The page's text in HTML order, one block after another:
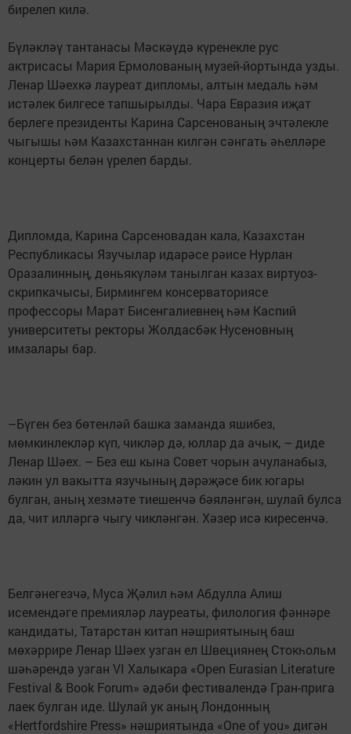
бирелеп килә.
Бүләкләү тантанасы Мәскәүдә күренекле рус
актрисасы Мария Ермолованың музей-йортында узды.
Ленар Шәехкә лауреат дипломы, алтын медаль һәм
истәлек билгесе тапшырылды. Чара Евразия иҗат
берлеге президенты Карина Сарсенованың эчтәлекле
чыгышы һәм Казахстаннан килгән сәнгать әһелләре
концерты белән үрелеп барды.
Дипломда, Карина Сарсеновадан кала, Казахстан
Республикасы Язучылар идарәсе рәисе Нурлан
Оразалинның, дөньякүләм танылган казах виртуоз-
скрипкачысы, Бирмингем консерваториясе
профессоры Марат Бисенгалиевнең һәм Каспий
университеты ректоры Жолдасбәк Нусеновның
имзалары бар.
–Бүген без бөтенләй башка заманда яшибез,
мөмкинлекләр күп, чикләр дә, юллар да ачык, – диде
Ленар Шәех. – Без еш кына Совет чорын ачуланабыз,
ләкин ул вакытта язучының дәрәҗәсе бик югары
булган, аның хезмәте тиешенчә бәяләнгән, шулай булса
да, чит илләргә чыгу чикләнгән. Хәзер исә киресенчә.
Белгәнегезчә, Муса Җәлил һәм Абдулла Алиш
исемендәге премияләр лауреаты, филология фәннәре
кандидаты, Татарстан китап нәшриятының баш
мөхәррире Ленар Шәех узган ел Швециянең Стокһольм
шәһәрендә узган VI Халыкара «Open Eurasian Literature
Festival & Book Forum» әдәби фестивалендә Гран-прига
лаек булган иде. Шулай ук аның Лондонның
«Hertfordshire Press» нәшриятында «One of you» дигән